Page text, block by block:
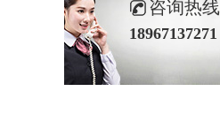
咨询热线
18967137271